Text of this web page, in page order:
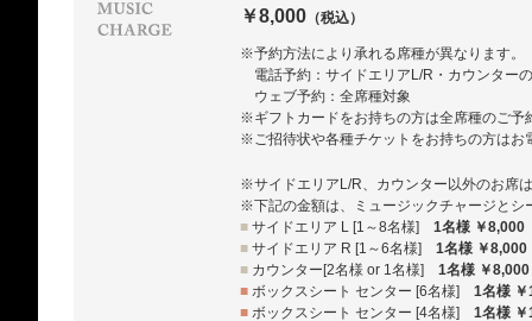
￥8,000 （税込）
※予約方法により承れる席種が異なります。
電話予約：サイドエリアL/R・カウンター
ウェブ予約：全席種対象
※ギフトカードをお持ちの方は全席種のご予
※ご招待状や各種チケットをお持ちの方はお
※サイドエリアL/R、カウンター以外のお席
※下記の金額は、ミュージックチャージとシ
■ サイドエリア L [1～8名様] 1名様 ￥8,000
■ サイドエリア R [1～6名様] 1名様 ￥8,000
■ カウンター[2名様 or 1名様] 1名様 ￥8,000
■ ボックスシート センター [6名様] 1名様
■ ボックスシート センター [4名様] 1名様